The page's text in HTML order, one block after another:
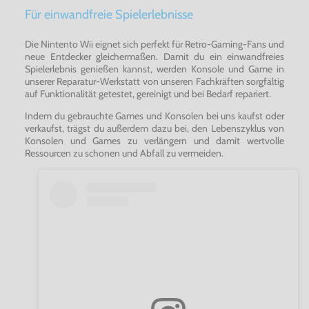
Für einwandfreie Spielerlebnisse
Die Nintento Wii eignet sich perfekt für Retro-Gaming-Fans und
neue Entdecker gleichermaßen. Damit du ein einwandfreies
Spielerlebnis genießen kannst, werden Konsole und Game in
unserer Reparatur-Werkstatt von unseren Fachkräften sorgfältig
auf Funktionalität getestet, gereinigt und bei Bedarf repariert.
Indem du gebrauchte Games und Konsolen bei uns kaufst oder
verkaufst, trägst du außerdem dazu bei, den Lebenszyklus von
Konsolen und Games zu verlängern und damit wertvolle
Ressourcen zu schonen und Abfall zu vermeiden.